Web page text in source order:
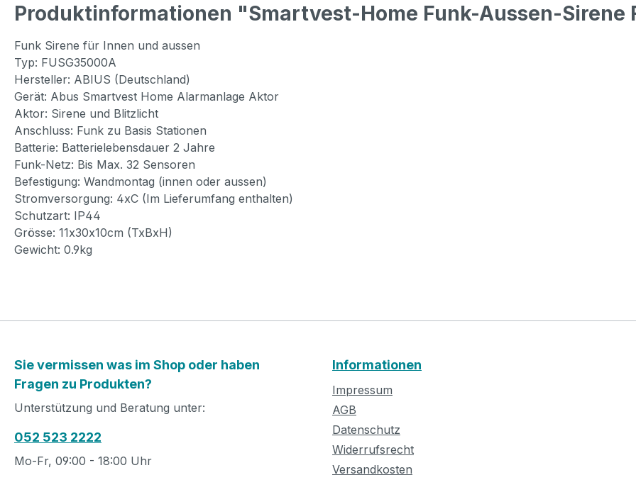
Produktinformationen "Smartvest-Home Funk-Aussen-Sirene
Funk Sirene für Innen und aussen
Typ: FUSG35000A
Hersteller: ABIUS (Deutschland)
Gerät: Abus Smartvest Home Alarmanlage Aktor
Aktor: Sirene und Blitzlicht
Anschluss: Funk zu Basis Stationen
Batterie: Batterielebensdauer 2 Jahre
Funk-Netz: Bis Max. 32 Sensoren
Befestigung: Wandmontag (innen oder aussen)
Stromversorgung: 4xC (Im Lieferumfang enthalten)
Schutzart: IP44
Grösse: 11x30x10cm (TxBxH)
Gewicht: 0.9kg
Sie vermissen was im Shop oder haben
Fragen zu Produkten?
Unterstützung und Beratung unter:
052 523 2222
Mo-Fr, 09:00 - 18:00 Uhr
Informationen
Impressum
AGB
Datenschutz
Widerrufsrecht
Versandkosten